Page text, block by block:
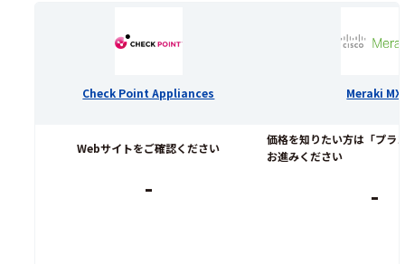
Check Point Appliances
Webサイトをご確認ください
-
Meraki MX
価格を知りたい方は「プラ
お進みください
-